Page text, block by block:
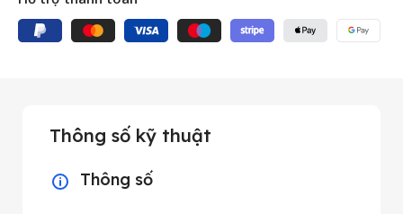
Thông số kỹ thuật
Thông số